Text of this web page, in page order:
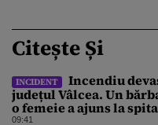
Citește Și
INCIDENT
Incendiu
județul Vâlcea. Un
o femeie a ajuns la
09:41